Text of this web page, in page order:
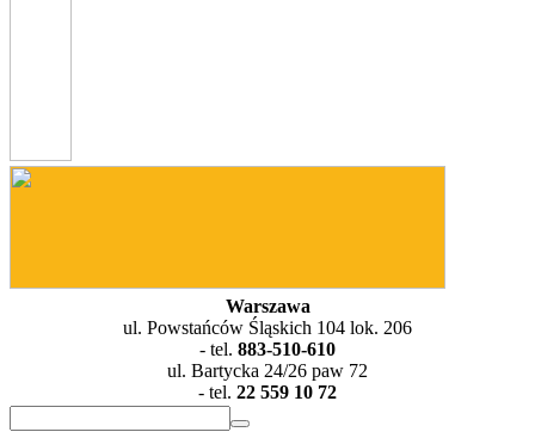
Warszawa
ul. Powstańców Śląskich 104 lok. 206
- tel. 883-510-610
ul. Bartycka 24/26 paw 72
- tel. 22 559 10 72